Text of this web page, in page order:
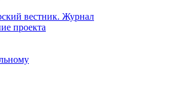
вестник. Журнал
проекта